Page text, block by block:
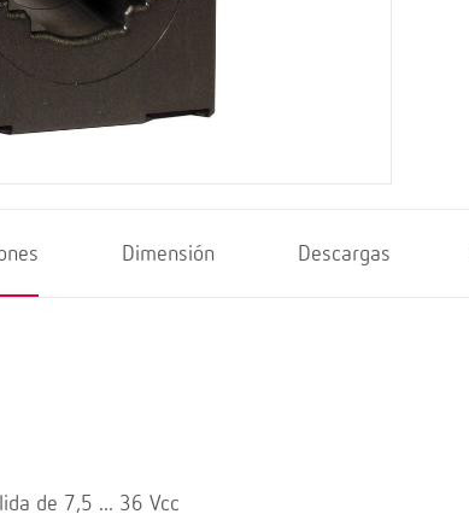
Dimensión Descargas
de 7,5 ... 36 Vcc